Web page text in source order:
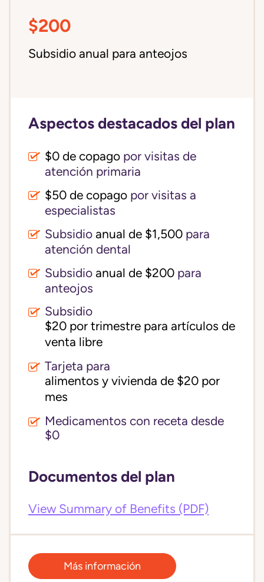
$200
Subsidio anual para anteojos
Aspectos destacados del plan
$0 de copago por visitas de
atención primaria
$50 de copago por visitas a
especialistas
Subsidio anual de $1,500 para
atención dental
Subsidio anual de $200 para
anteojos
Subsidio
$20 por trimestre para artículos de
venta libre
Tarjeta para
alimentos y vivienda de $20 por
mes
Medicamentos con receta desde
$0
Documentos del plan
View Summary of Benefits (PDF)
Más información